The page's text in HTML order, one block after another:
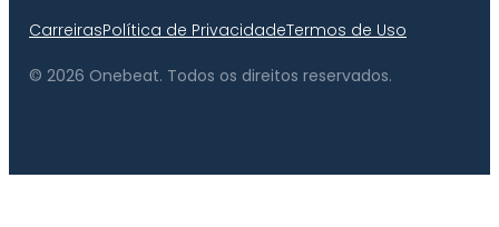
CarreirasPolítica de PrivacidadeTermos de Uso
© 2026 Onebeat. Todos os direitos reservados.